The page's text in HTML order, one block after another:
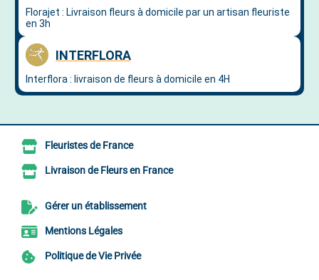
Fleuristes de France
Livraison de Fleurs en France
Gérer un établissement
Mentions Légales
Politique de Vie Privée